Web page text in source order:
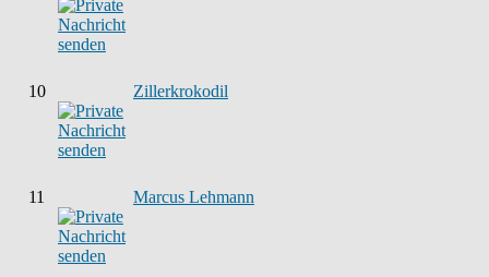
10 Zillerkrokodil
11 Marcus Lehmann